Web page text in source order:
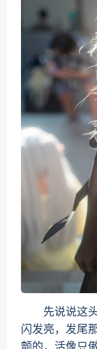
先说说这头
闪发亮，发尾